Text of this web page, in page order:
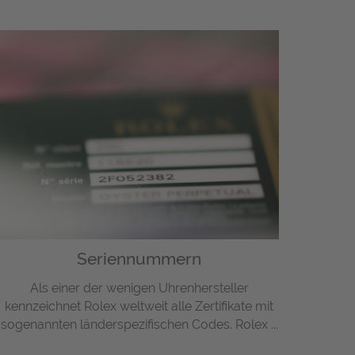
Seriennummern
Als einer der wenigen Uhrenhersteller
kennzeichnet Rolex weltweit alle Zertifikate mit
sogenannten länderspezifischen Codes. Rolex ...